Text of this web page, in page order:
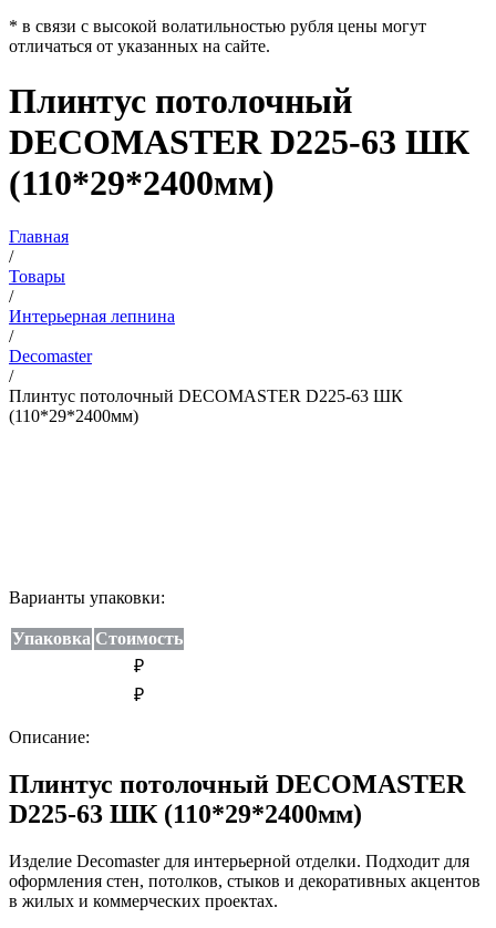
* в связи с высокой волатильностью рубля цены могут
отличаться от указанных на сайте.
Плинтус потолочный
DECOMASTER D225-63 ШК
(110*29*2400мм)
Главная
/
Товары
/
Интерьерная лепнина
/
Decomaster
/
Плинтус потолочный DECOMASTER D225-63 ШК
(110*29*2400мм)
Варианты упаковки:
Упаковка Стоимость
₽
₽
Описание:
Плинтус потолочный DECOMASTER
D225-63 ШК (110*29*2400мм)
Изделие Decomaster для интерьерной отделки. Подходит для
оформления стен, потолков, стыков и декоративных акцентов
в жилых и коммерческих проектах.